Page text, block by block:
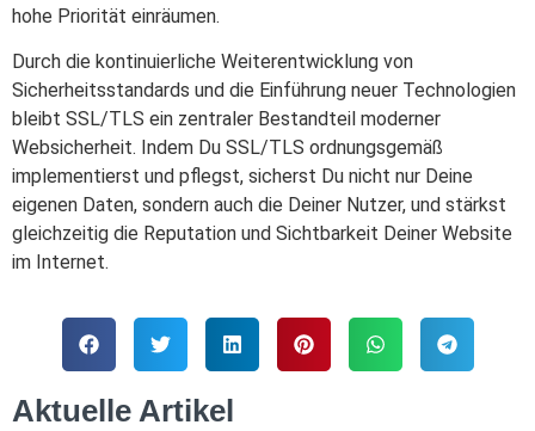
hohe Priorität einräumen.
Durch die kontinuierliche Weiterentwicklung von
Sicherheitsstandards und die Einführung neuer Technologien
bleibt SSL/TLS ein zentraler Bestandteil moderner
Websicherheit. Indem Du SSL/TLS ordnungsgemäß
implementierst und pflegst, sicherst Du nicht nur Deine
eigenen Daten, sondern auch die Deiner Nutzer, und stärkst
gleichzeitig die Reputation und Sichtbarkeit Deiner Website
im Internet.
Aktuelle Artikel